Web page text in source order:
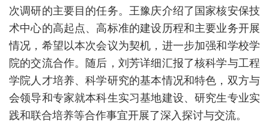
次调研的主要目的任务。王豫庆介绍了国家核安保技
术中心的高起点、高标准的建设历程和主要业务开展
情况，希望以本次会议为契机，进一步加强和学校学
院的交流合作。随后，刘芳详细汇报了核科学与工程
学院人才培养、科学研究的基本情况和特色，双方与
会领导和专家就本科生实习基地建设、研究生专业实
践和联合培养等合作事宜开展了深入探讨与交流。